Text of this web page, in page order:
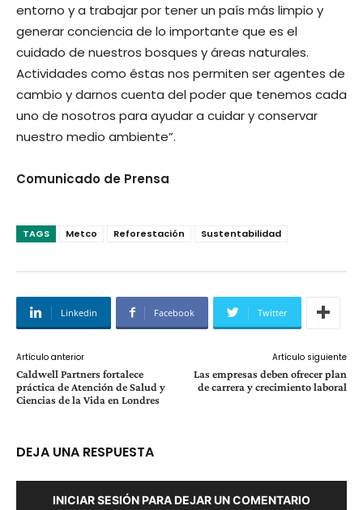
entorno y a trabajar por tener un país más limpio y
generar conciencia de lo importante que es el
cuidado de nuestros bosques y áreas naturales.
Actividades como éstas nos permiten ser agentes de
cambio y darnos cuenta del poder que tenemos cada
uno de nosotros para ayudar a cuidar y conservar
nuestro medio ambiente”.
Comunicado de Prensa
TAGS Metco Reforestación Sustentabilidad
Linkedin Facebook Twitter
Artículo anterior
Caldwell Partners fortalece
práctica de Atención de Salud y
Ciencias de la Vida en Londres
Artículo siguiente
Las empresas deben ofrecer plan
de carrera y crecimiento laboral
DEJA UNA RESPUESTA
INICIAR SESIÓN PARA DEJAR UN COMENTARIO